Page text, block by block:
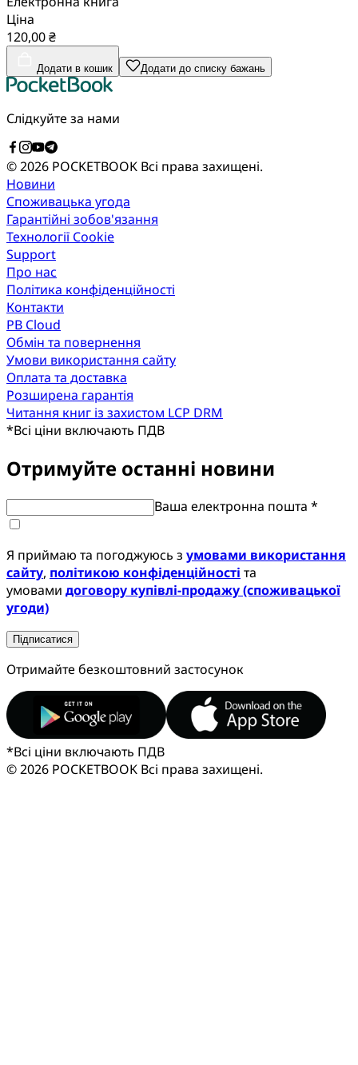
Ціна
120,00 ₴
Додати в кошик Додати до списку бажань
Слідкуйте за нами
© 2026 POCKETBOOK Всі права захищені.
Новини
Споживацька угода
Гарантійні зобов'язання
Технології Cookie
Support
Про нас
Політика конфіденційності
Контакти
PB Cloud
Обмін та повернення
Умови використання сайту
Оплата та доставка
Розширена гарантія
Читання книг із захистом LCP DRM
*Всі ціни включають ПДВ
Отримуйте останні новини
Ваша електронна пошта *
Я приймаю та погоджуюсь з умовами використання
сайту, політикою конфіденційності та
умовами договору купівлі-продажу (споживацької
угоди)
Підписатися
Отримайте безкоштовний застосунок
*Всі ціни включають ПДВ
© 2026 POCKETBOOK Всі права захищені.